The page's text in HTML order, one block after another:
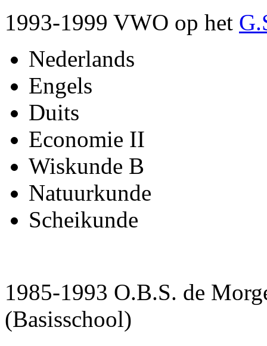
1993-1999 VWO op het
Nederlands
Engels
Duits
Economie II
Wiskunde B
Natuurkunde
Scheikunde
1985-1993 O.B.S. de
(Basisschool)